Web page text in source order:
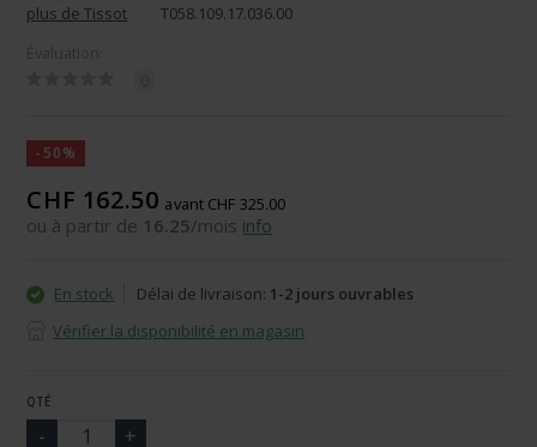
plus de Tissot
T058.109.17.036.00
-50%
CHF 162.50 avant CHF 325.00
ou à partir de 16.25/mois info
En stock Délai de livraison: 1-2 jours ouvrables
Vérifier la disponibilité en magasin
QTÉ